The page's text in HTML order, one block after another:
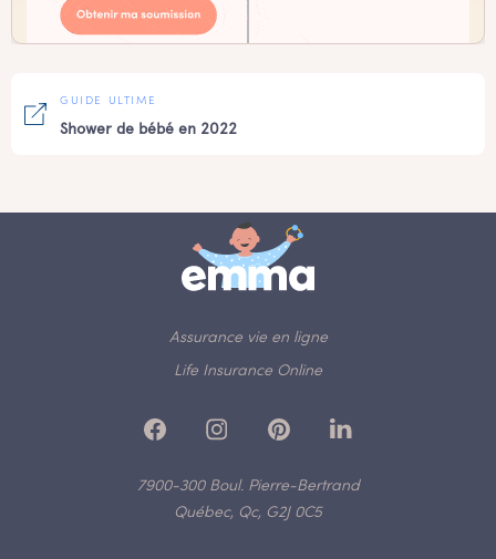
GUIDE ULTIME
Shower de bébé en 2022
Assurance vie en ligne
Life Insurance Online
7900-300 Boul. Pierre-Bertrand
Québec, Qc, G2J 0C5